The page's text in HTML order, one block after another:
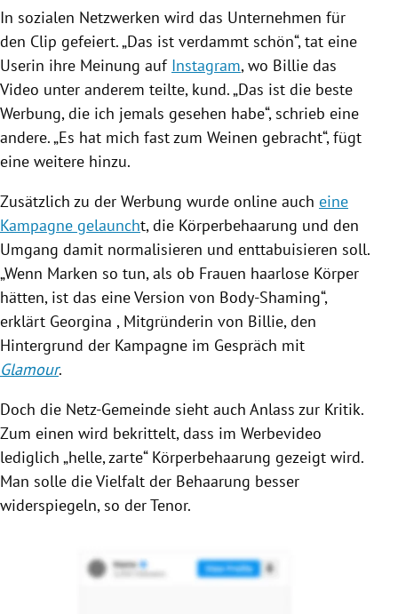
In sozialen Netzwerken wird das Unternehmen für
den Clip gefeiert. „Das ist verdammt schön“, tat eine
Userin ihre Meinung auf Instagram, wo Billie das
Video unter anderem teilte, kund. „Das ist die beste
Werbung, die ich jemals gesehen habe“, schrieb eine
andere. „Es hat mich fast zum Weinen gebracht“, fügt
eine weitere hinzu.
Zusätzlich zu der Werbung wurde online auch eine
Kampagne gelauncht, die Körperbehaarung und den
Umgang damit normalisieren und enttabuisieren soll.
„Wenn Marken so tun, als ob Frauen haarlose Körper
hätten, ist das eine Version von Body-Shaming“,
erklärt Georgina , Mitgründerin von Billie, den
Hintergrund der Kampagne im Gespräch mit
Glamour.
Doch die Netz-Gemeinde sieht auch Anlass zur Kritik.
Zum einen wird bekrittelt, dass im Werbevideo
lediglich „helle, zarte“ Körperbehaarung gezeigt wird.
Man solle die Vielfalt der Behaarung besser
widerspiegeln, so der Tenor.